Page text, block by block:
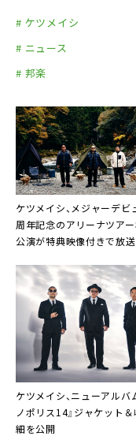
# ケツメイシ
# ニュース
# 邦楽
ケツメイシ、メジャーデビ
周年記念のアリーナツア
公演が特典映像付きで放送
ケツメイシ、ニューアルバ
ノポリス14』ジャケット
細を公開